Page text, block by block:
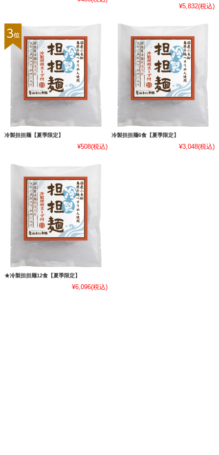
¥5,832(税込)
冷製担担麺【夏季限定】
¥508(税込)
冷製担担麺6食【夏季限定】
¥3,048(税込)
★冷製担担麺12食【夏季限定】
¥6,096(税込)